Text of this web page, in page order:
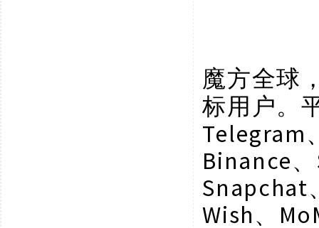
魔方全球
标用户。
Telegram
Binance
Snapchat
Wish、